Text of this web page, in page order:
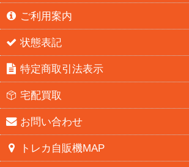
ご利用案内
状態表記
特定商取引法表示
宅配買取
お問い合わせ
トレカ自販機MAP